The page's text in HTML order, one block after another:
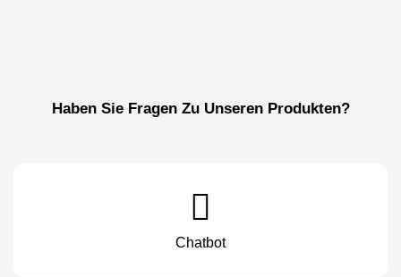
Haben Sie Fragen Zu Unseren Produkten?
Chatbot